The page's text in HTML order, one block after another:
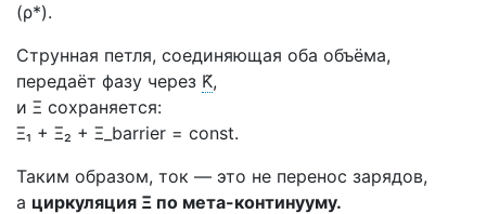
(ρ*).
Струнная петля, соединяющая оба объёма,
передаёт фазу через K̃,
и Ξ сохраняется:
Ξ₁ + Ξ₂ + Ξ_barrier = const.
Таким образом, ток — это не перенос зарядов,
а циркуляция Ξ по мета-континууму.